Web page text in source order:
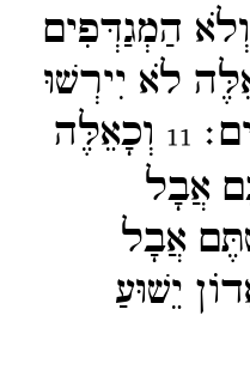
הַמְגַדְּפִים
לֹא יִירְשׁוּ
11 וְכָאֵלֶּה
אֲבָל
אֲבָל
יֵשׁוּעַ